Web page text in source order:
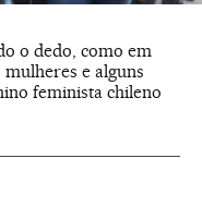
o dedo, como em
e alguns
feminista chileno